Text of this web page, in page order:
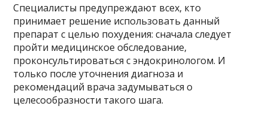
Специалисты предупреждают всех, кто
принимает решение использовать данный
препарат с целью похудения: сначала следует
пройти медицинское обследование,
проконсультироваться с эндокринологом. И
только после уточнения диагноза и
рекомендаций врача задумываться о
целесообразности такого шага.